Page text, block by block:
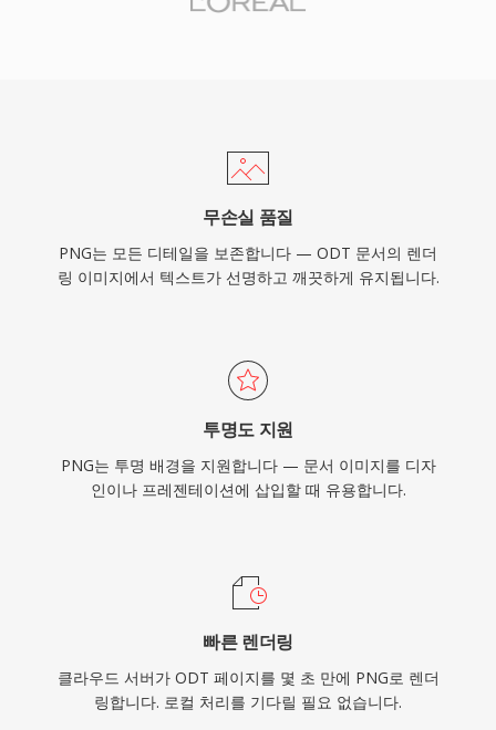
무손실 품질
PNG는 모든 디테일을 보존합니다 — ODT 문서의 렌더
링 이미지에서 텍스트가 선명하고 깨끗하게 유지됩니다.
투명도 지원
PNG는 투명 배경을 지원합니다 — 문서 이미지를 디자
인이나 프레젠테이션에 삽입할 때 유용합니다.
빠른 렌더링
클라우드 서버가 ODT 페이지를 몇 초 만에 PNG로 렌더
링합니다. 로컬 처리를 기다릴 필요 없습니다.